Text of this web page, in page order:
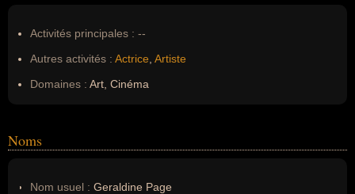
Activités principales : --
Autres activités : Actrice Artiste
Domaines : Art, Cinéma
Noms
Nom usuel : Geraldine Page